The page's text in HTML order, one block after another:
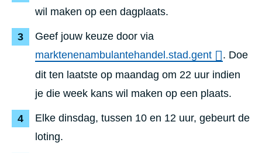
wil maken op een dagplaats.
Geef jouw keuze door via
marktenenambulantehandel.stad.gent
. Doe
dit ten laatste op maandag om 22 uur indien
je die week kans wil maken op een plaats.
Elke dinsdag, tussen 10 en 12 uur, gebeurt de
loting.